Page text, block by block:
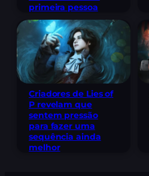
primeira pessoa
Criadores de Lies of
P revelam que
sentem pressão
para fazer uma
sequência ainda
melhor